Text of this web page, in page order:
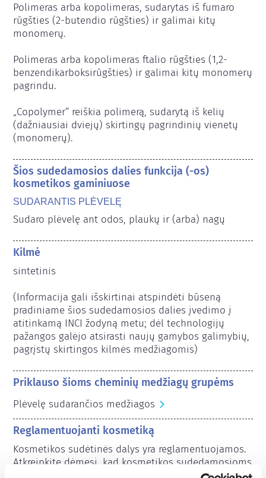
Polimeras arba kopolimeras, sudarytas iš fumaro
rūgšties (2-butendio rūgšties) ir galimai kitų
monomerų.
Polimeras arba kopolimeras ftalio rūgšties (1,2-
benzendikarboksirūgšties) ir galimai kitų monomerų
pagrindu.
„Copolymer“ reiškia polimerą, sudarytą iš kelių
(dažniausiai dviejų) skirtingų pagrindinių vienetų
(monomerų).
Šios sudedamosios dalies funkcija (-os)
kosmetikos gaminiuose
SUDARANTIS PLĖVELĘ
Sudaro plėvelę ant odos, plaukų ir (arba) nagų
Kilmė
sintetinis
(Informacija gali išskirtinai atspindėti būseną
pradiniame šios sudedamosios dalies įvedimo į
atitinkamą INCI žodyną metu; dėl technologijų
pažangos galėjo atsirasti naujų gamybos galimybių,
pagrįstų skirtingos kilmės medžiagomis)
Priklauso šioms cheminių medžiagų grupėms
Plėvelę sudarančios medžiagos
Reglamentuojanti kosmetiką
Kosmetikos sudėtinės dalys yra reglamentuojamos.
Atkreipkite dėmesį, kad kosmetikos sudedamosioms
dalims už ES ribų gali būti taikomi kiti reglamentai